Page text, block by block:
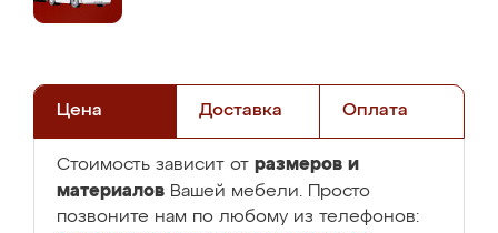
Цена Доставка Оплата
Стоимость зависит от размеров и
материалов Вашей мебели. Просто
позвоните нам по любому из телефонов: